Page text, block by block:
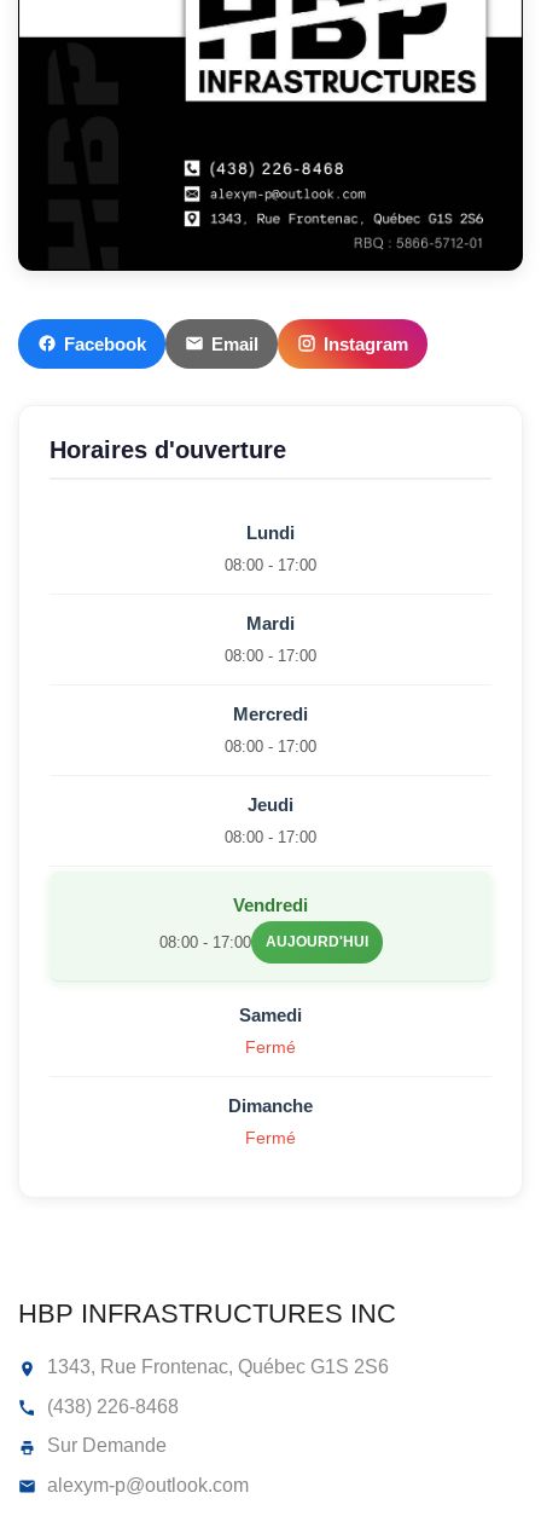
HBP INFRASTRUCTURES INC
Facebook Email Instagram
Horaires d'ouverture
Lundi
08:00 - 17:00
Mardi
08:00 - 17:00
Mercredi
08:00 - 17:00
Jeudi
08:00 - 17:00
Vendredi
08:00 - 17:00 AUJOURD'HUI
Samedi
Fermé
Dimanche
Fermé